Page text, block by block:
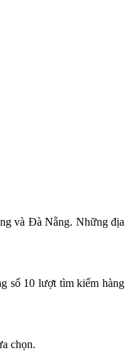
và Đà Nẵng. Những địa
số 10 lượt tìm kiếm hàng
chọn.